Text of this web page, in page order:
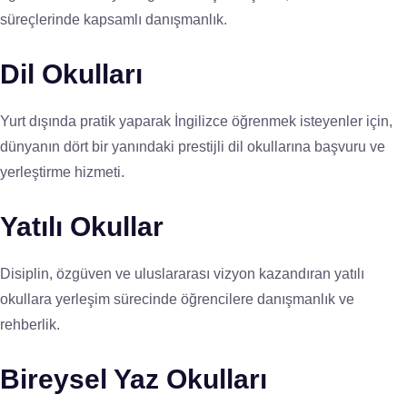
süreçlerinde kapsamlı danışmanlık.
Dil Okulları
Yurt dışında pratik yaparak İngilizce öğrenmek isteyenler için,
dünyanın dört bir yanındaki prestijli dil okullarına başvuru ve
yerleştirme hizmeti.
Yatılı Okullar
Disiplin, özgüven ve uluslararası vizyon kazandıran yatılı
okullara yerleşim sürecinde öğrencilere danışmanlık ve
rehberlik.
Bireysel Yaz Okulları